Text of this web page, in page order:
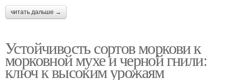
читать дальше →
Устойчивость сортов моркови к
морковной мухе и черной гнили:
ключ к высоким урожаям